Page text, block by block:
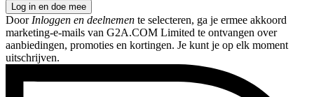
Log in en doe mee
Door Inloggen en deelnemen te selecteren, ga je ermee akkoord
marketing-e-mails van G2A.COM Limited te ontvangen over
aanbiedingen, promoties en kortingen. Je kunt je op elk moment
uitschrijven.